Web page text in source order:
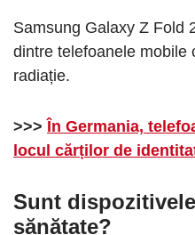
Samsung Galaxy Z Fold
dintre telefoanele mobile
radiație.
>>> În Germania,
locul cărților de
Sunt
sănătate?